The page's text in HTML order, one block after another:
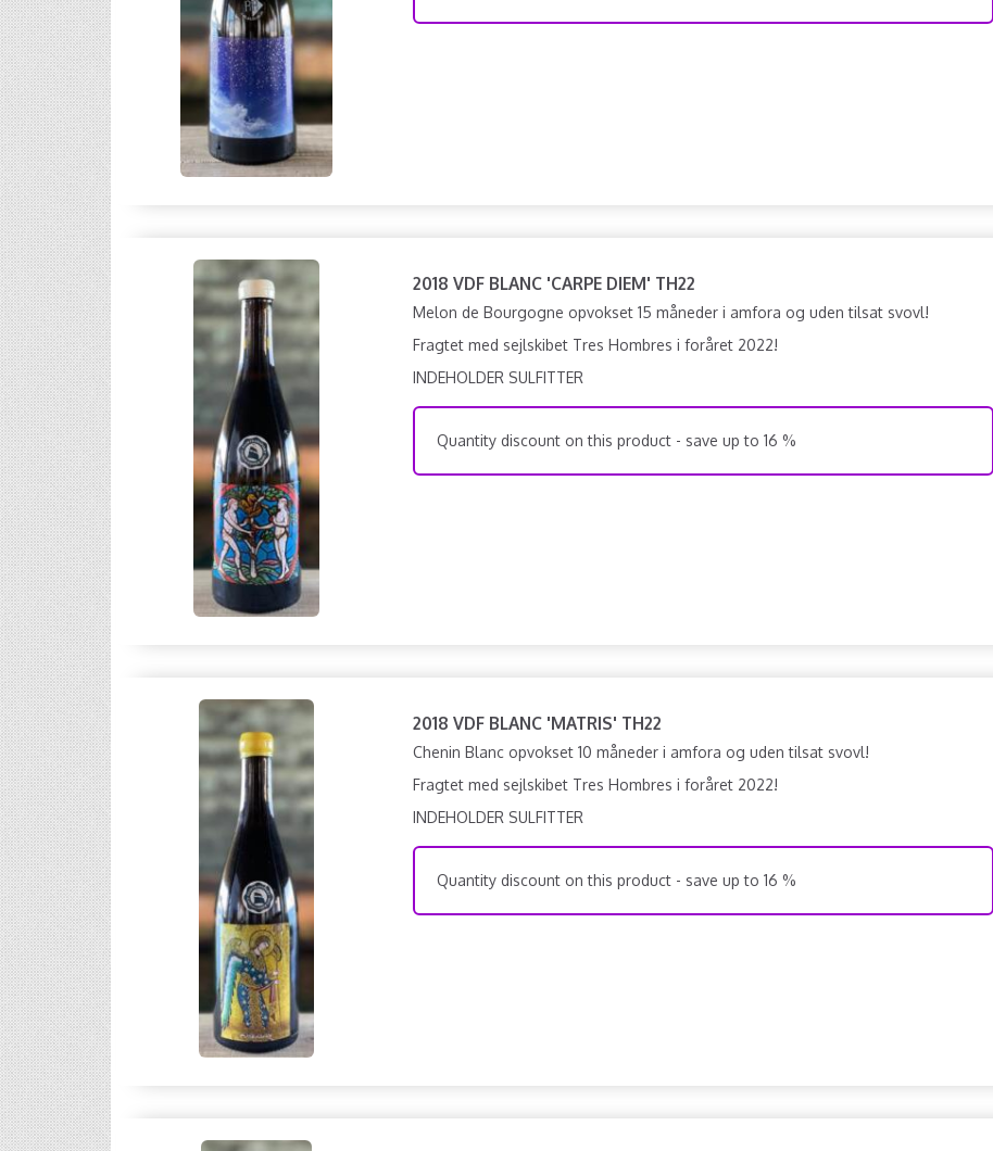
2018 VDF BLANC 'CARPE DIEM' TH22
Melon de Bourgogne opvokset 15 måneder i amfora og uden tilsat svovl!
Fragtet med sejlskibet Tres Hombres i foråret 2022!
INDEHOLDER SULFITTER
Quantity discount on this product - save up to 16 %
2018 VDF BLANC 'MATRIS' TH22
Chenin Blanc opvokset 10 måneder i amfora og uden tilsat svovl!
Fragtet med sejlskibet Tres Hombres i foråret 2022!
INDEHOLDER SULFITTER
Quantity discount on this product - save up to 16 %